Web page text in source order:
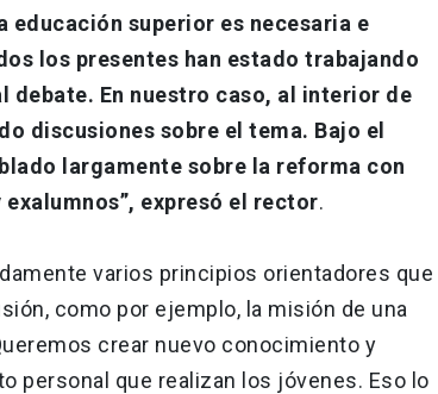
educación superior es necesaria e
los presentes han estado trabajando
debate. En nuestro caso, al interior de
discusiones sobre el tema. Bajo el
largamente sobre la reforma con
expresó el rector.
varios principios orientadores que
como por ejemplo, la misión de una
crear nuevo conocimiento y
personal que realizan los jóvenes. Eso lo